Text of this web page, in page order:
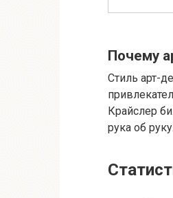
Почему
Стиль арт-
Крайслер
рука об руку.